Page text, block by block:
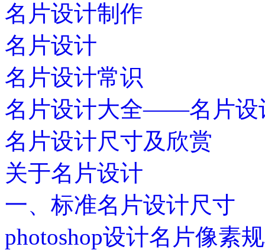
名片设计制作
名片设计
名片设计常识
名片设计大全——名片设
名片设计尺寸及欣赏
关于名片设计
一、标准名片设计尺寸
photoshop设计名片像素